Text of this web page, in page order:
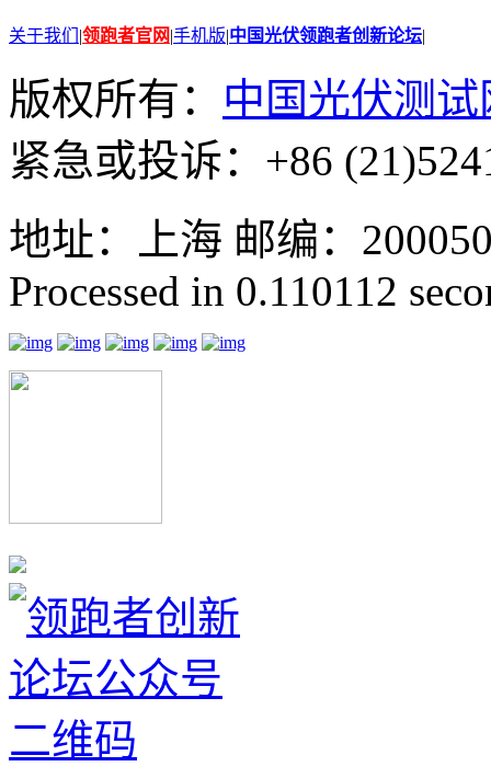
关于我们 |领跑者官网|手机版|中国光伏领跑者创新论坛|
版权所有： 中国光伏测试
紧急或投诉：+86
地址：上海 邮编：
Processed in 0.110112